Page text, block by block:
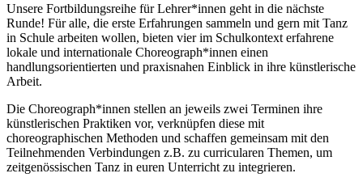
Unsere Fortbildungsreihe für Lehrer*innen geht in die nächste
Runde! Für alle, die erste Erfahrungen sammeln und gern mit Tanz
in Schule arbeiten wollen, bieten vier im Schulkontext erfahrene
lokale und internationale Choreograph*innen einen
handlungsorientierten und praxisnahen Einblick in ihre künstlerische
Arbeit.
Die Choreograph*innen stellen an jeweils zwei Terminen ihre
künstlerischen Praktiken vor, verknüpfen diese mit
choreographischen Methoden und schaffen gemeinsam mit den
Teilnehmenden Verbindungen z.B. zu curricularen Themen, um
zeitgenössischen Tanz in euren Unterricht zu integrieren.